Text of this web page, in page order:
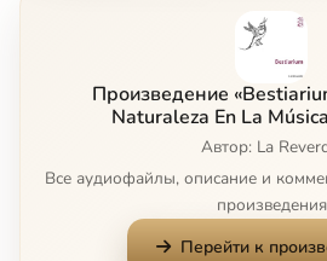
Aquila Altera / Creatura
11 Aquila Altera (Codex Faenza)
I' Fu' Già Bianch'Uccel
Произведение
Naturaleza En La
Автор: La
Все аудиофайлы, описание и
произведения
Перейти к